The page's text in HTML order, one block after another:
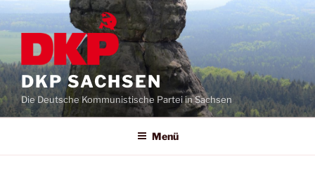
DKP SACHSEN
Die Deutsche Kommunistische Partei in Sachsen
Menü